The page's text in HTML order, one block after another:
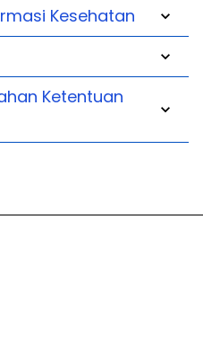
Kesehatan
Ketentuan